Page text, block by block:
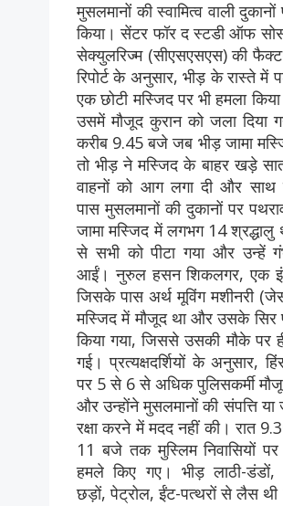
मुसलमानों की स्वामित्व वाली
किया। सेंटर फॉर द स्टडी ऑफ
सेक्युलरिज्म (सीएसएसएस) की
रिपोर्ट के अनुसार, भीड़ के रास्ते में
एक छोटी मस्जिद पर भी हमला
उसमें मौजूद कुरान को जला दिया
करीब 9.45 बजे जब भीड़ जामा
तो भीड़ ने मस्जिद के बाहर खड़े
वाहनों को आग लगा दी और साथ
पास मुसलमानों की दुकानों पर
जामा मस्जिद में लगभग 14
से सभी को पीटा गया और उन्हें
आईं। नुरुल हसन शिकलगर, एक
जिसके पास अर्थ मूविंग मशीनरी
मस्जिद में मौजूद था और उसके सिर
किया गया, जिससे उसकी मौके पर
गई। प्रत्यक्षदर्शियों के अनुसार,
पर 5 से 6 से अधिक पुलिसकर्मी
और उन्होंने मुसलमानों की संपत्ति या
रक्षा करने में मदद नहीं की। रात
11 बजे तक मुस्लिम निवासियों
हमले किए गए। भीड़ लाठी-डंडों,
छड़ों, पेट्रोल, ईंट-पत्थरों से लैस